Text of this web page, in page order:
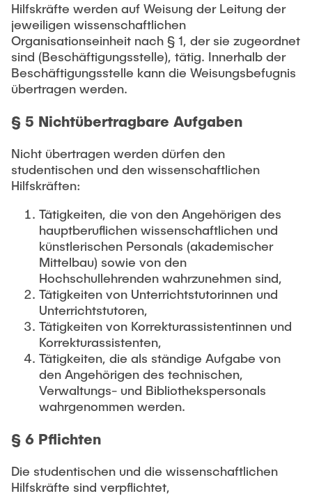
Hilfskräfte werden auf Weisung der Leitung der
jeweiligen wissenschaftlichen
Organisationseinheit nach § 1, der sie zugeordnet
sind (Beschäftigungsstelle), tätig. Innerhalb der
Beschäftigungsstelle kann die Weisungsbefugnis
übertragen werden.
§ 5 Nichtübertragbare Aufgaben
Nicht übertragen werden dürfen den
studentischen und den wissenschaftlichen
Hilfskräften:
Tätigkeiten, die von den Angehörigen des
hauptberuflichen wissenschaftlichen und
künstlerischen Personals (akademischer
Mittelbau) sowie von den
Hochschullehrenden wahrzunehmen sind,
Tätigkeiten von Unterrichtstutorinnen und
Unterrichtstutoren,
Tätigkeiten von Korrekturassistentinnen und
Korrekturassistenten,
Tätigkeiten, die als ständige Aufgabe von
den Angehörigen des technischen,
Verwaltungs- und Bibliothekspersonals
wahrgenommen werden.
§ 6 Pflichten
Die studentischen und die wissenschaftlichen
Hilfskräfte sind verpflichtet,